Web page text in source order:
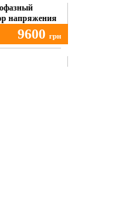
напряжения
9600 грн